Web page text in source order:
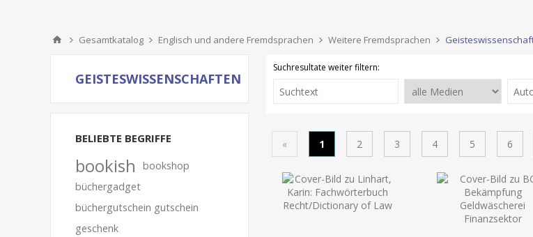
Gesamtkatalog Englisch und andere Fremdsprachen Weitere Fremdsprachen
Suchresultate weiter filtern:
« 1 2 3 4 5 6
GEISTESWISSENSCHAFTEN
BELIEBTE BEGRIFFE
bookish
bookshop
büchergadget
büchergutschein gutschein
geschenk